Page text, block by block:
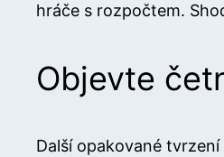
hráče s rozpočtem.
Objevte
Další opakované